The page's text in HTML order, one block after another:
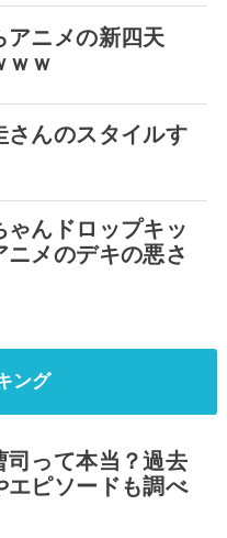
アニメの新四天
ｗｗ
さんのスタイルす
ゃんドロップキッ
ニメのデキの悪さ
ング
司って本当？過去
エピソードも調べ